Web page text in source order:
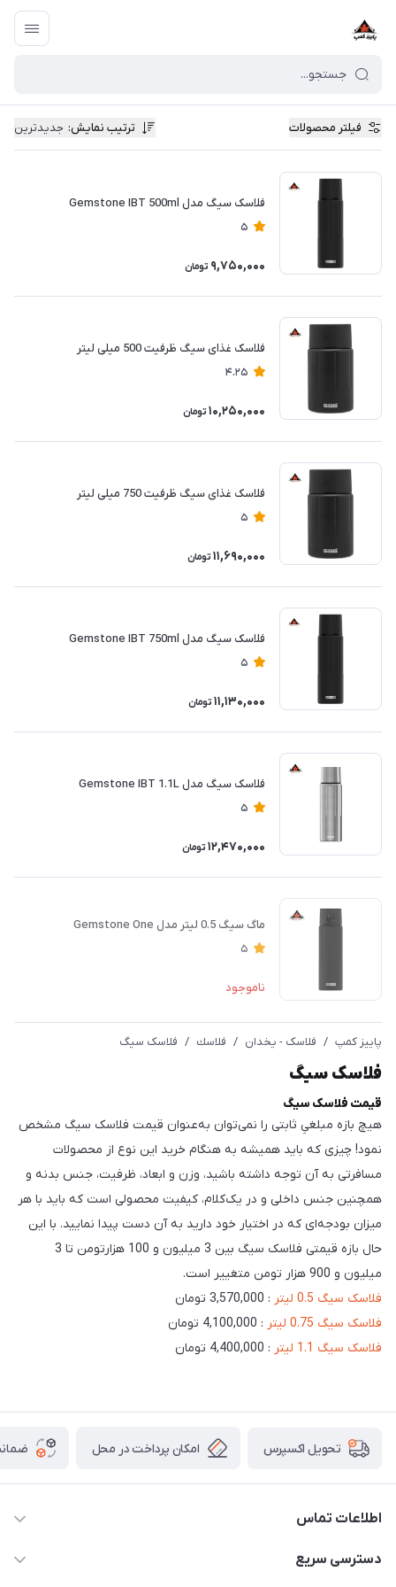
فیلتر محصولات ترتیب نمایش: جدیدترین
فلاسک سیگ مدل Gemstone IBT 500ml
5
9,750,000 تومان
فلاسک غذای سیگ ظرفیت 500 میلی لیتر
4.25
10,250,000 تومان
فلاسک غذای سیگ ظرفیت 750 میلی لیتر
5
11,690,000 تومان
فلاسک سیگ مدل Gemstone IBT 750ml
5
11,130,000 تومان
فلاسک سیگ مدل Gemstone IBT 1.1L
5
12,470,000 تومان
ماگ سیگ 0.5 لیتر مدل Gemstone One
5
ناموجود
پاییز کمپ / فلاسک - یخدان / فلاسك / فلاسک سیگ
فلاسک سیگ
قیمت فلاسک سیگ
هیچ بازه مبلغیِ ثابتی را نمی‌توان به‌عنوان قیمت فلاسک سیگ مشخص
نمود! چیزی که باید همیشه به هنگام خرید این نوع از محصولات
مسافرتی به آن توجه داشته باشید، وزن و ابعاد، ظرفیت، جنس بدنه و
همچنین جنس داخلی و در یک‌کلام، کیفیت محصولی است که باید با هر
میزان بودجه‌ای که در اختیار خود دارید به آن دست پیدا نمایید. با این
حال بازه قیمتی فلاسک سیگ بین 3 میلیون و 100 هزارتومن تا 3
میلیون و 900 هزار تومن متغییر است.
فلاسک سیگ 0.5 لیتر
: 3,570,000 تومان
فلاسک سیگ 0.75 لیتر
: 4,100,000 تومان
فلاسک سیگ 1.1 لیتر
: 4,400,000 تومان
تحویل اکسپرس امکان پرداخت در محل
اطلاعات تماس
02166456492 - 09121933405
دسترسی سریع